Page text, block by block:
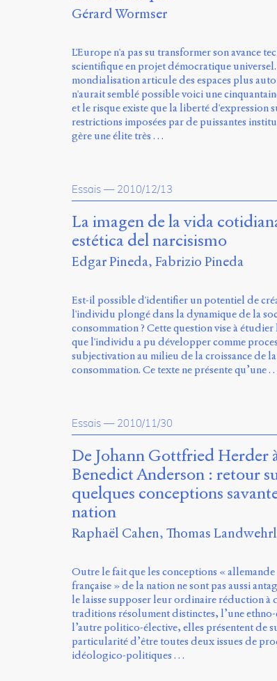
Gérard Wormser
L'Europe n'a pas su transformer son avance
scientifique en projet démocratique universel.
mondialisation articule des espaces plus
n'aurait semblé possible voici une
et le risque existe que la liberté d'expression
restrictions imposées par de puissantes
gère une élite très …
Essais — 2010/12/13
La imagen de la vida
estética del narcisismo
Edgar Pineda Fabrizio Pineda
Est-il possible d'identifier un potentiel de
l'individu plongé dans la dynamique de la
consommation ? Cette question vise à étudier
que l'individu a pu développer comme
subjectivation au milieu de la croissance de
consommation. Ce texte ne présente qu’une
Essais — 2010/11/30
De Johann Gottfried Herder
Benedict Anderson : retour
quelques conceptions
nation
Raphaël Cahen Thomas
Outre le fait que les conceptions « allemande
française » de la nation ne sont pas aussi
le laisse supposer leur ordinaire réduction à
traditions résolument distinctes, l’une
l’autre politico-élective, elles présentent de
particularité d’être toutes deux issues de
idéologico-politiques …